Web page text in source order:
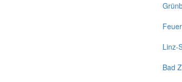
Linz-
Bad